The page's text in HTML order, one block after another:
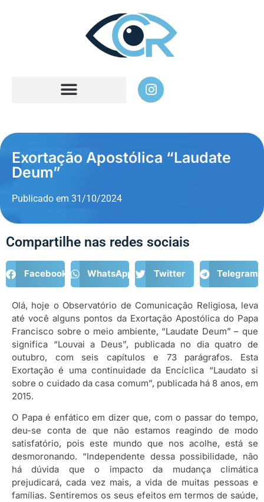
Exortação Apostólica “Laudate
Deum”
Publicado em 31/10/2024
Compartilhe nas redes sociais
Facebook WhatsApp Twitter Telegram
Olá, hoje o Observatório de Comunicação Religiosa, leva
até você alguns pontos da Exortação Apostólica do Papa
Francisco sobre o meio ambiente, “Laudate Deum” – que
significa “Louvai a Deus”, publicada no dia quatro de
outubro, com seis capítulos e 73 parágrafos. Esta
Exortação é uma continuidade da Encíclica “Laudato si
sobre o cuidado da casa comum”, publicada há 8 anos, em
2015.
O Papa é enfático em dizer que, com o passar do tempo,
deu-se conta de que não estamos reagindo de modo
satisfatório, pois este mundo que nos acolhe, está se
desmoronando. “Independente dessa possibilidade, não
há dúvida que o impacto da mudança climática
prejudicará, cada vez mais, a vida de muitas pessoas e
famílias. Sentiremos os seus efeitos em termos de saúde,